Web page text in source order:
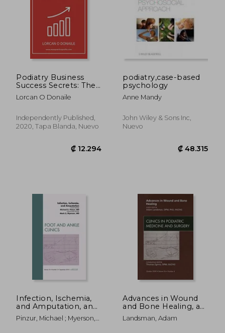
₡ 32.593 ₡
Podiatry Business
Success Secrets: The
Ultimate Guide to
Building a Profitable
Works Without you
(en Inglés)
Lorcan O Donaile
Independently Published,
2020, Tapa Blanda, Nuevo
podiatry,case-based
psychology
Anne Mandy
John Wiley & Sons Inc,
Nuevo
Infection, Ischemia,
and Amputation, an
Issue of Foot and
Ankle Clinics: Volume
Pinzur, Michael ; Myerson,
Advances in Wound
and Bone Healing, an
Issue of Clinics in
Podiatric Medicine
Landsman, Adam